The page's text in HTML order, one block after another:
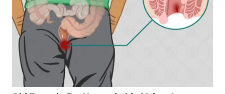
WN
KUNINGAN
MAJALENGKA
WN